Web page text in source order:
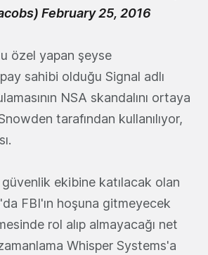
February 25, 2016
özel yapan şeyse
sahibi olduğu Signal adlı
NSA skandalını ortaya
tarafından kullanılıyor,
güvenlik ekibine katılacak olan
FBI'ın hoşuna gitmeyecek
rol alıp almayacağı net
Whisper Systems'a